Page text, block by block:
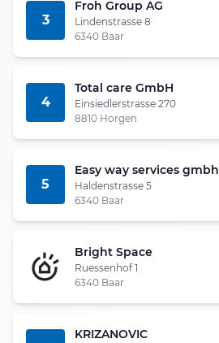
3
Froh Group AG
Lindenstrasse 8
6340 Baar
4
Total care GmbH
Einsiedlerstrasse 270
8810 Horgen
5
Easy way services gmbh
Haldenstrasse 5
6340 Baar
Bright Space
Ruessenhof 1
6340 Baar
KRIZANOVIC